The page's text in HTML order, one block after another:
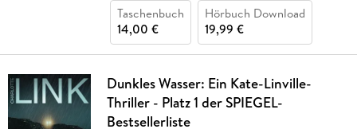
Taschenbuch
14,00 €
Hörbuch Download
19,99 €
Dunkles Wasser: Ein Kate-Linville-
Thriller - Platz 1 der SPIEGEL-
Bestsellerliste